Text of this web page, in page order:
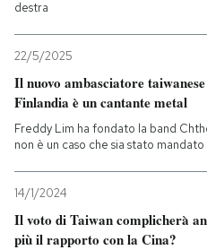
destra
22/5/2025
Il nuovo ambasciatore
Finlandia è un cantante metal
Freddy Lim ha fondato la band
non è un caso che sia stato
14/1/2024
Il voto di Taiwan complicherà
più il rapporto con la Cina?